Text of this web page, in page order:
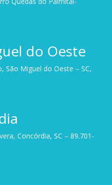
do Oeste
São Miguel do Oeste – SC,
Concórdia, SC – 89.701-